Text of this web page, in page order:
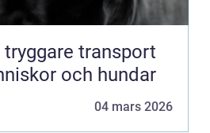
och hundar
04 mars 2026